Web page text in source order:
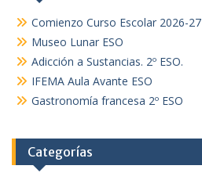
Comienzo Curso Escolar 2026-27
Museo Lunar ESO
Adicción a Sustancias. 2º ESO.
IFEMA Aula Avante ESO
Gastronomía francesa 2º ESO
Categorías